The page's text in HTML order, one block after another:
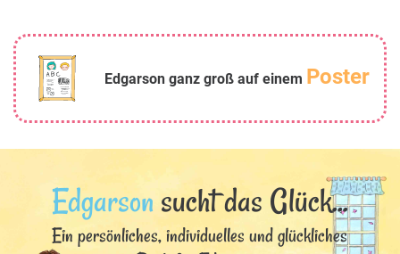
Edgarson ganz groß auf einem Poster
Edgarson sucht das Glück...
Ein persönliches, individuelles und glückliches